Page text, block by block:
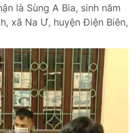
là Sùng A Bia, sinh năm
xã Na Ư, huyện Điện Biên,